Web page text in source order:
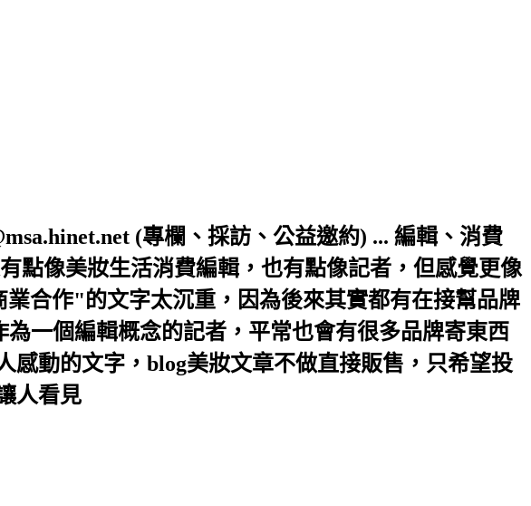
(專欄、採訪、公益邀約) ... 編輯、消費
點像美妝生活消費編輯，也有點像記者，但感覺更像
合作"的文字太沉重，因為後來其實都有在接幫品牌
一個編輯概念的記者，平常也會有很多品牌寄東西
動的文字，blog美妝文章不做直接販售，只希望投
人看見